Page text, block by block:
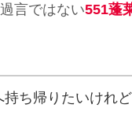
言ではない551蓬
ち帰りたいけれど